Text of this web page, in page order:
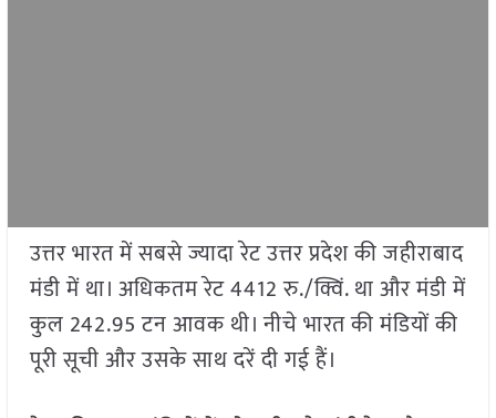
उत्तर भारत में सबसे ज्यादा रेट उत्तर प्रदेश की जहीराबाद
मंडी में था। अधिकतम रेट 4412 रु./क्विं. था और मंडी में
कुल 242.95 टन आवक थी। नीचे भारत की मंडियों की
पूरी सूची और उसके साथ दरें दी गई हैं।